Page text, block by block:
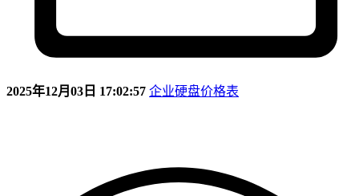
2025年12月03日 17:02:57 企业硬盘价格表